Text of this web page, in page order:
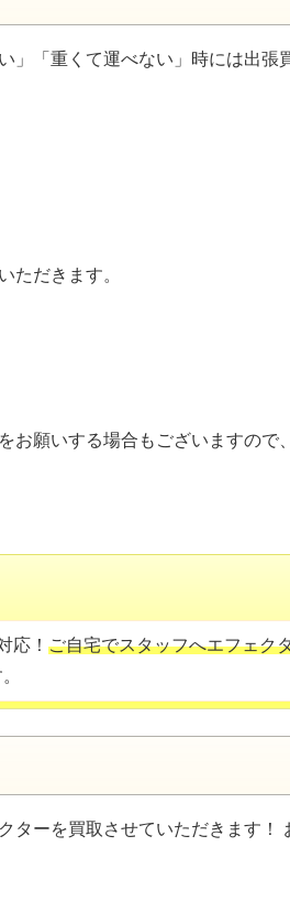
」「重くて運べない」時には出
ただきます。
お願いする場合もございますので
応！ ご自宅でスタッフへエフェク
ーを買取させていただきます！